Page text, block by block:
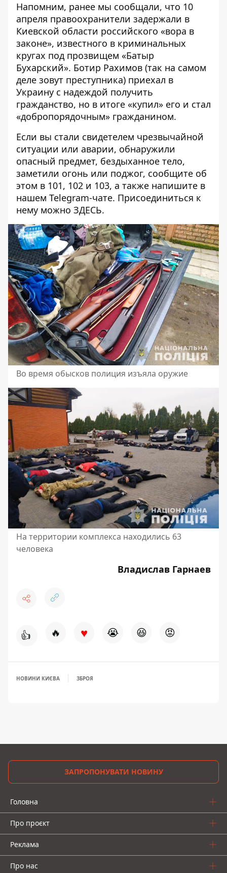
Напомним, ранее мы сообщали, что 10
апреля правоохранители задержали в
Киевской области российского «вора в
законе», известного в криминальных
кругах под прозвищем «Батыр
Бухарский». Ботир Рахимов (так на самом
деле зовут преступника) приехал в
Украину с надеждой получить
гражданство, но в итоге «купил» его и стал
«добропорядочным» гражданином.
Если вы стали свидетелем чрезвычайной
ситуации или аварии, обнаружили
опасный предмет, бездыханное тело,
заметили огонь или поджог, сообщите об
этом в 101, 102 и 103, а также напишите в
нашем Telegram-чате. Присоединиться к
нему можно ЗДЕСЬ.
Во время обысков полиция изъяла оружие
На территории комплекса находились 63
человека
Владислав Гарнаев
👍 🔥 ♥ 😭 😆 😡
НОВИНИ КИЄВА ЗБРОЯ
ЗАПРОПОНУВАТИ НОВИНУ
Головна
Про проєкт
Реклама
Про нас